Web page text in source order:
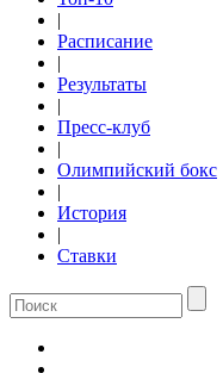
|
Расписание
|
Результаты
|
Пресс-клуб
|
Олимпийский бокс
|
История
|
Ставки